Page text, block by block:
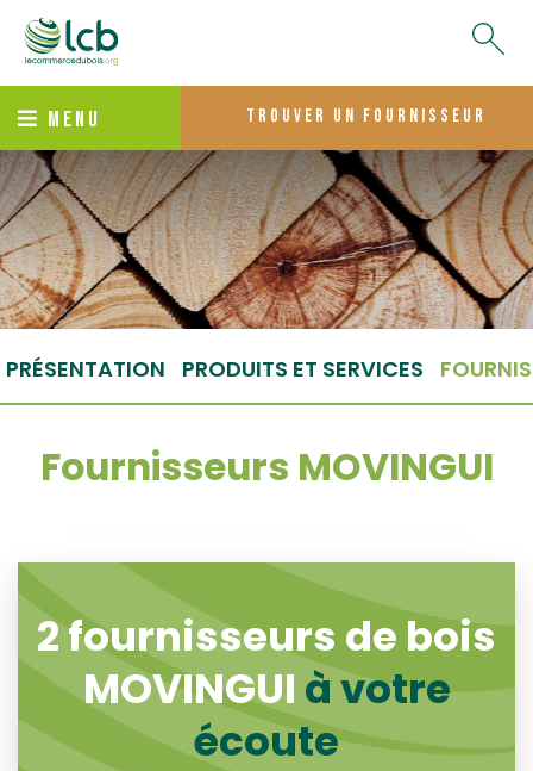
MENU trouver un fournisseur
PRÉSENTATION PRODUITS ET SERVICES
Fournisseurs MOVINGUI
2fournisseurs de bois
MOVINGUI à votre
écoute